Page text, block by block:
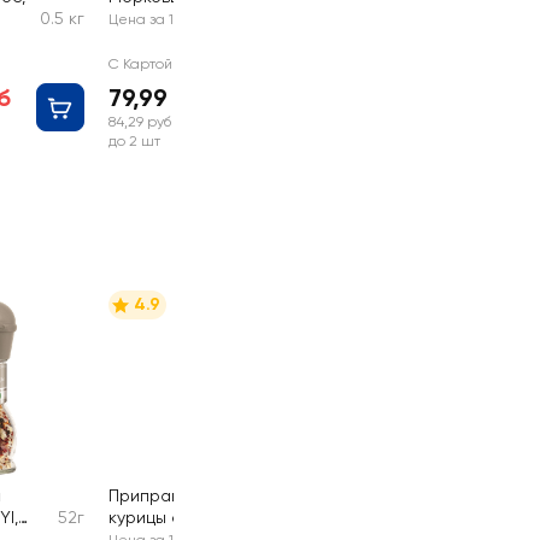
0.5 кг Цена за 1 шт
С Картой №1
79,99 руб
84,29 руб
до 2 шт
52г
4.9
Приправа для
курицы с чесноком